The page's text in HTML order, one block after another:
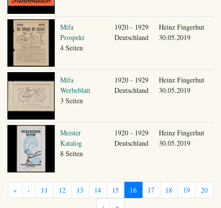
Mifa
Prospekt
4 Seiten
1920 - 1929
Deutschland
Heinz Fingerhut
30.05.2019
Mifa
Werbeblatt
3 Seiten
1920 - 1929
Deutschland
Heinz Fingerhut
30.05.2019
Meister
Katalog
8 Seiten
1920 - 1929
Deutschland
Heinz Fingerhut
30.05.2019
« ‹ 11 12 13 14 15 16 17 18 19
20
›
»